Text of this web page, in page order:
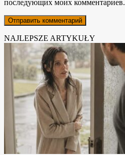
последующих моих комментариев.
NAJLEPSZE ARTYKUŁY